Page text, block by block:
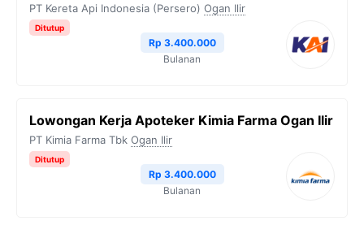
PT Kereta Api Indonesia (Persero) Ogan Ilir
Ditutup
Rp 3.400.000
Bulanan
Lowongan Kerja Apoteker Kimia Farma Ogan Ilir
PT Kimia Farma Tbk Ogan Ilir
Ditutup
Rp 3.400.000
Bulanan